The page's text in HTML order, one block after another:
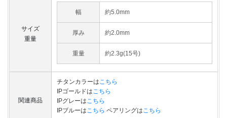
サイズ
重量
幅 約5.0mm
厚み 約2.0mm
重量 約2.3g(15号)
関連商品
チタンカラーは こちら
IPゴールドは こちら
IPグレーは こちら
IPブルーは こちら ペアリングは こちら